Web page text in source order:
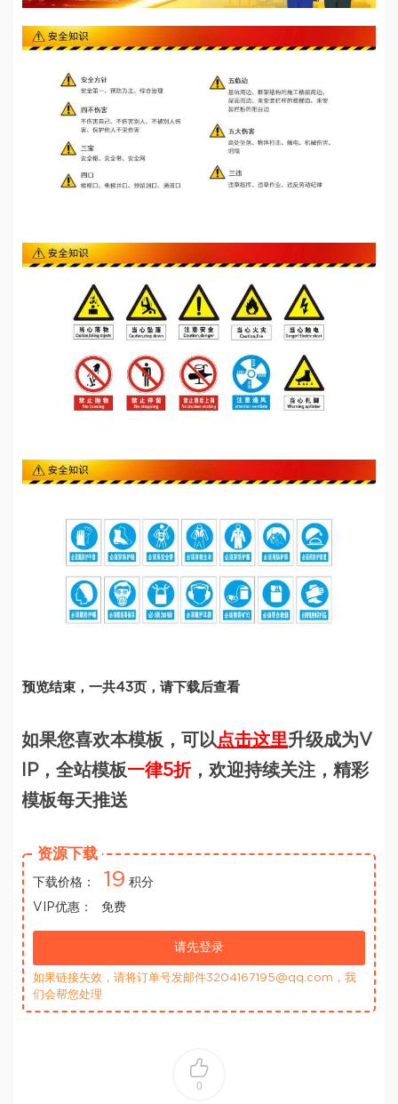
预览结束，一共43页，请下载后查看
如果您喜欢本模板，可以点击这里升级成为V
IP，全站模板一律5折，欢迎持续关注，精彩
模板每天推送
资源下载
下载价格： 19 积分
VIP优惠：
免费
请先登录
如果链接失效，请将订单号发邮件3204167195@qq.com，我
们会帮您处理
0